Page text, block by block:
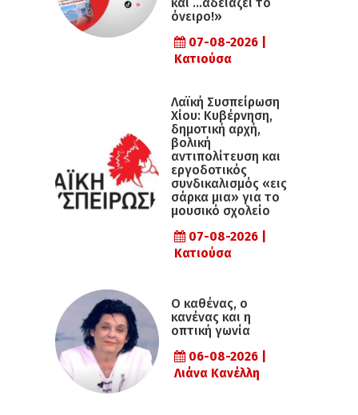
όνειρο!»
07-08-2026 |
Κατιούσα
Λαϊκή Συσπείρωση
Χίου: Κυβέρνηση,
δημοτική αρχή,
βολική
αντιπολίτευση και
εργοδοτικός
συνδικαλισμός «εις
σάρκα μια» για το
μουσικό σχολείο
07-08-2026 |
Κατιούσα
Ο καθένας, ο
κανένας και η
οπτική γωνία
06-08-2026 |
Λιάνα Κανέλλη